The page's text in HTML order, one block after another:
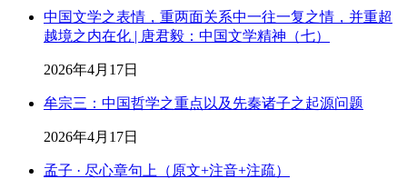
中国文学之表情，重两面关系中一往一复之情，并重超
越境之内在化 | 唐君毅：中国文学精神（七）
2026年4月17日
牟宗三：中国哲学之重点以及先秦诸子之起源问题
2026年4月17日
孟子 · 尽心章句上（原文+注音+注疏）